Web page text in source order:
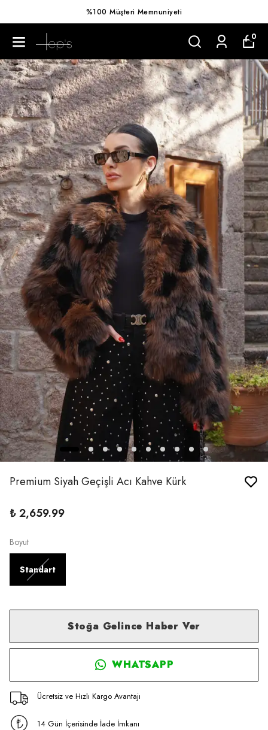
%100 Müşteri Memnuniyeti
0
Premium Siyah Geçişli Acı Kahve Kürk
₺ 2,659.99
Boyut
Standart
Stoğa Gelince Haber Ver
WHATSAPP
Ücretsiz ve Hızlı Kargo Avantajı
14 Gün İçerisinde İade İmkanı